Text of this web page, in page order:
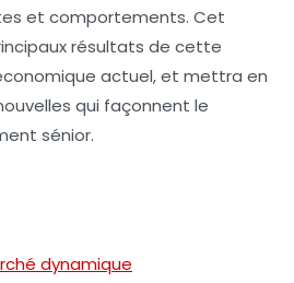
et comportements. Cet
résultats de cette
actuel, et mettra en
qui façonnent le
sénior.
dynamique